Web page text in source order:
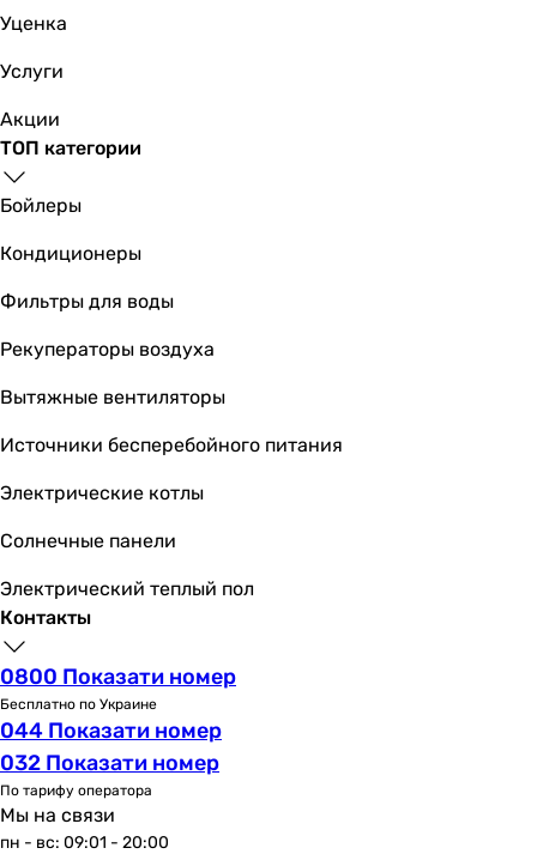
Уценка
Услуги
Акции
ТОП категории
Бойлеры
Кондиционеры
Фильтры для воды
Рекуператоры воздуха
Вытяжные вентиляторы
Источники бесперебойного питания
Электрические котлы
Солнечные панели
Электрический теплый пол
Контакты
0800 Показати номер
Бесплатно по Украине
044 Показати номер
032 Показати номер
По тарифу оператора
Мы на связи
пн - вс: 09:01 - 20:00